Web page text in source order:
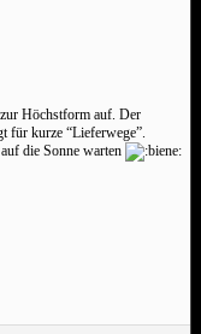
Höchstform auf. Der
für kurze “Lieferwege”.
die Sonne warten